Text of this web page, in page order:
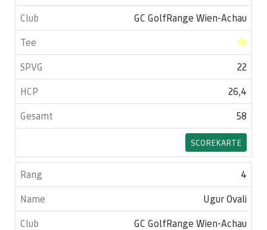
GC GolfRange Wien-Achau
22
26,4
58
SCOREKARTE
4
Ugur Ovali
GC GolfRange Wien-Achau